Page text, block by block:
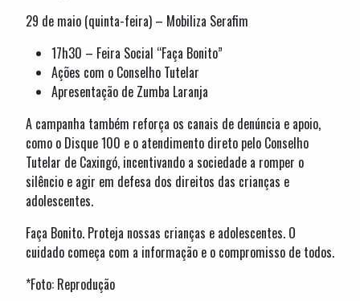
29 de maio (quinta-feira) – Mobiliza Serafim
17h30 – Feira Social “Faça Bonito”
Ações com o Conselho Tutelar
Apresentação de Zumba Laranja
A campanha também reforça os canais de denúncia e apoio,
como o Disque 100 e o atendimento direto pelo Conselho
Tutelar de Caxingó, incentivando a sociedade a romper o
silêncio e agir em defesa dos direitos das crianças e
adolescentes.
Faça Bonito. Proteja nossas crianças e adolescentes. O
cuidado começa com a informação e o compromisso de todos.
*Foto: Reprodução